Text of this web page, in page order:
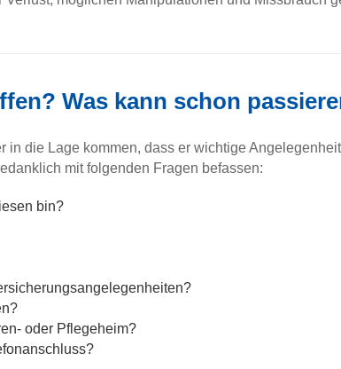
Was kann schon
in die Lage kommen, dass er wichtige
mit folgenden Fragen befassen:
bin?
oder Pflegeheim?